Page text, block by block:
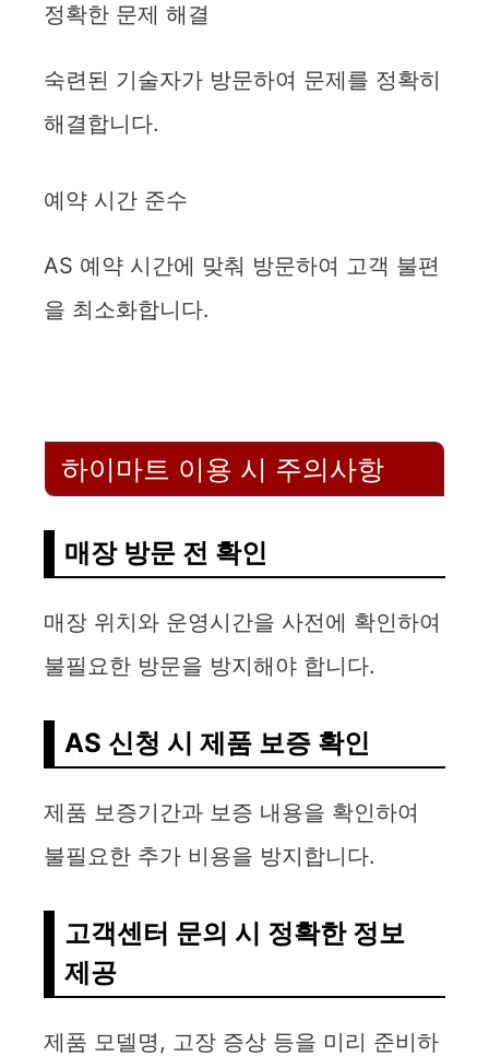
정확한 문제 해결
숙련된 기술자가 방문하여 문제를 정확히
해결합니다.
예약 시간 준수
AS 예약 시간에 맞춰 방문하여 고객 불편
을 최소화합니다.
하이마트 이용 시 주의사항
매장 방문 전 확인
매장 위치와 운영시간을 사전에 확인하여
불필요한 방문을 방지해야 합니다.
AS 신청 시 제품 보증 확인
제품 보증기간과 보증 내용을 확인하여
불필요한 추가 비용을 방지합니다.
고객센터 문의 시 정확한 정보
제공
제품 모델명, 고장 증상 등을 미리 준비하